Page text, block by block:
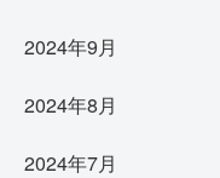
2024年9月
2024年8月
2024年7月